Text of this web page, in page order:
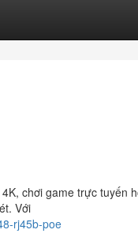
chơi game trực tuyến
Với
rj45b-poe